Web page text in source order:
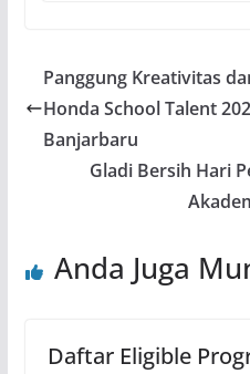
Panggung Kreativitas
Honda School Talent
Banjarbaru
Gladi Bersih Hari
Anda Juga
Daftar Eligible